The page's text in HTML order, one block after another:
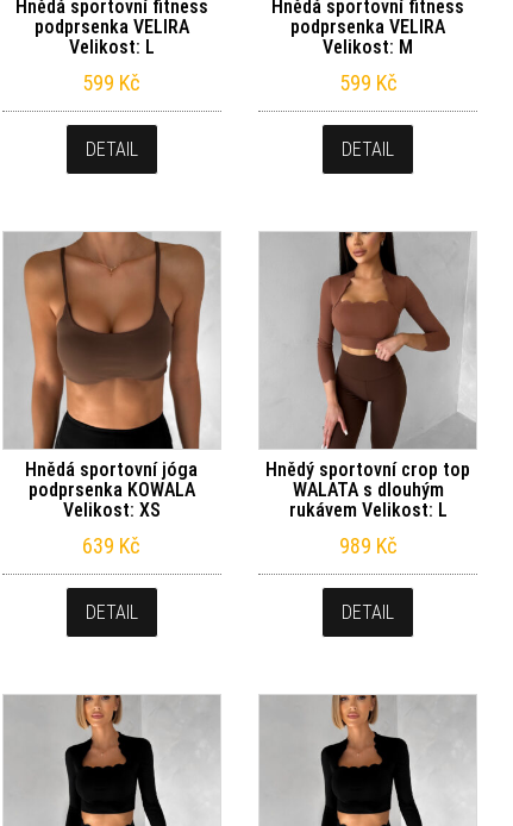
Hnědá sportovní fitness
podprsenka VELIRA
Velikost: L
599 Kč
DETAIL
Hnědá sportovní fitness
podprsenka VELIRA
Velikost: M
599 Kč
DETAIL
Hnědá sportovní jóga
podprsenka KOWALA
Velikost: XS
639 Kč
DETAIL
Hnědý sportovní crop top
WALATA s dlouhým
rukávem Velikost: L
989 Kč
DETAIL